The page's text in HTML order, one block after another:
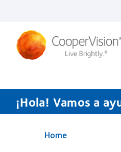
principal
¡Hola! Vamos a
Home